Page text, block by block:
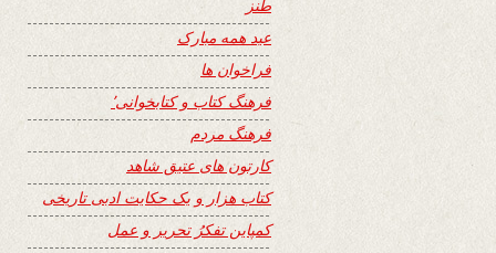
طنز
عید همه مبارک
فراخوان ها
فرهنگ کتاب و کتابخوانی٬
فرهنگ مردم
کارتون های عتیق شاهد
کتاب هزار و یک حکایت ادبی تاریخی
کمپاین تفکرُ تحریر و عمل